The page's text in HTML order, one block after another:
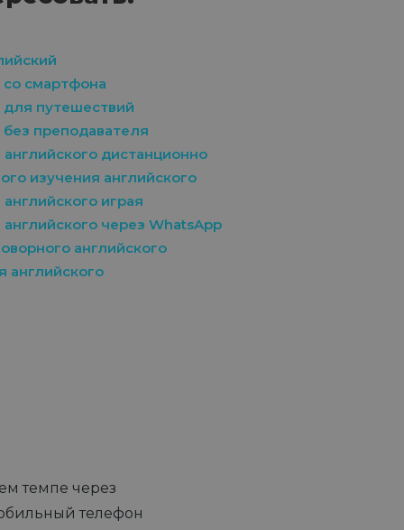
со смартфона
для путешествий
без преподавателя
дистанционно
изучения английского
играя
через WhatsApp
английского
английского
темпе через
телефон